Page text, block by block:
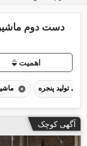
دست دوم
اهمیت
آگهی کوچک